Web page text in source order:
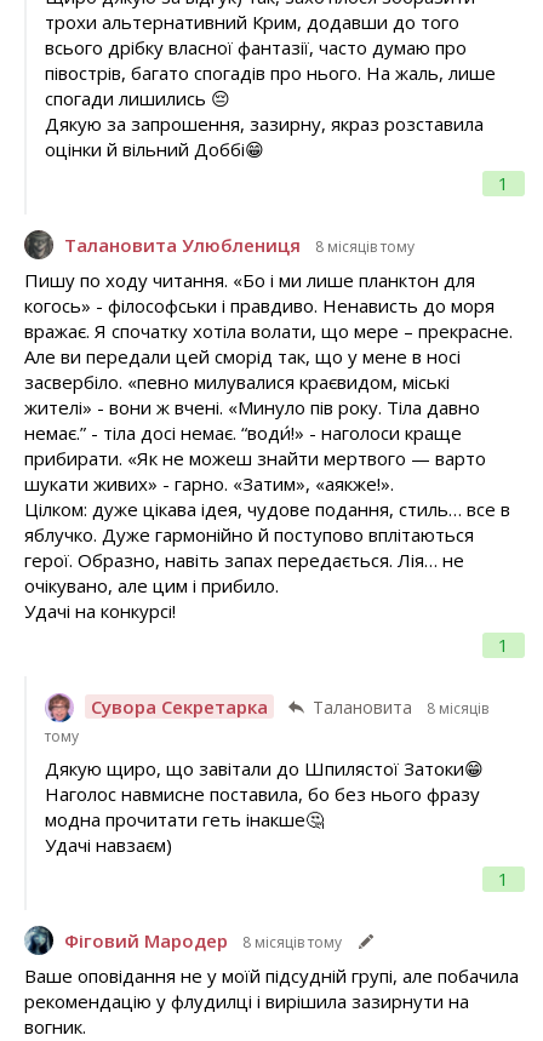
1
трохи альтернативний Крим, додавши до того
всього дрібку власної фантазії, часто думаю про
півострів, багато спогадів про нього. На жаль, лише
спогади лишились 😔
Дякую за запрошення, зазирну, якраз розставила
оцінки й вільний Доббі😁
Талановита Улюблениця 8 місяців тому
1
Пишу по ходу читання. «Бо і ми лише планктон для
когось» - філософськи і правдиво. Ненависть до моря
вражає. Я спочатку хотіла волати, що мере – прекрасне.
Але ви передали цей сморід так, що у мене в носі
засвербіло. «певно милувалися краєвидом, міські
жителі» - вони ж вчені. «Минуло пів року. Тіла давно
немає.” - тіла досі немає. “води́!» - наголоси краще
прибирати. «Як не можеш знайти мертвого — варто
шукати живих» - гарно. «Затим», «аякже!».
Цілком: дуже цікава ідея, чудове подання, стиль… все в
яблучко. Дуже гармонійно й поступово вплітаються
герої. Образно, навіть запах передається. Лія… не
очікувано, але цим і прибило.
Удачі на конкурсі!
Сувора Секретарка Талановита
8 місяців
тому
1
Дякую щиро, що завітали до Шпилястої Затоки😁
Наголос навмисне поставила, бо без нього фразу
модна прочитати геть інакше🤔
Удачі навзаєм)
Фіговий Мародер 8 місяців тому
Ваше оповідання не у моїй підсудній групі, але побачила
рекомендацію у флудилці і вирішила зазирнути на
вогник.